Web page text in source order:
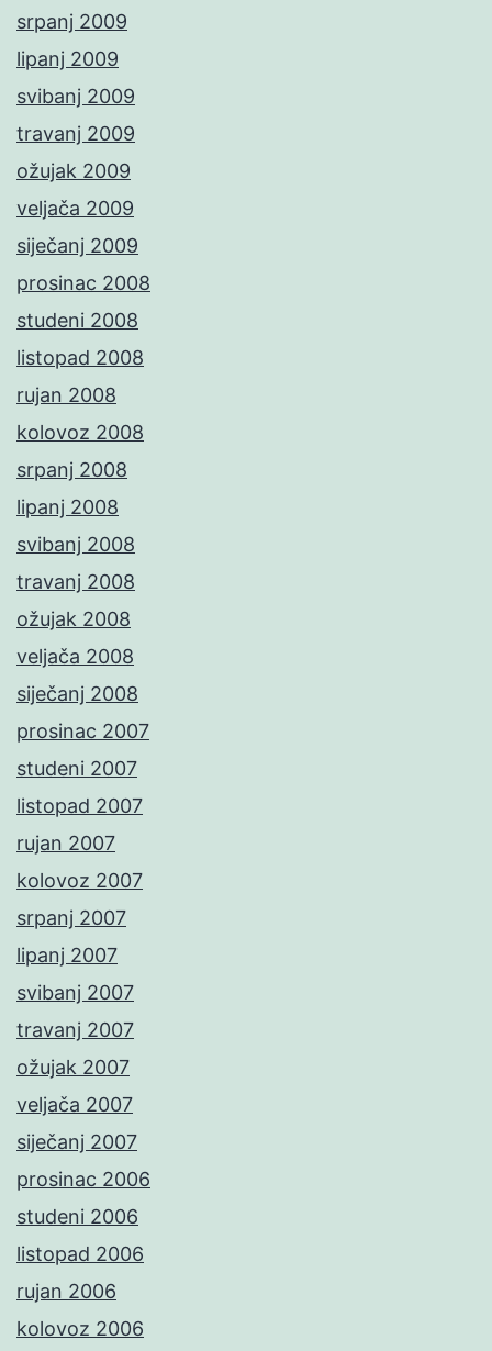
srpanj 2009
lipanj 2009
svibanj 2009
travanj 2009
ožujak 2009
veljača 2009
siječanj 2009
prosinac 2008
studeni 2008
listopad 2008
rujan 2008
kolovoz 2008
srpanj 2008
lipanj 2008
svibanj 2008
travanj 2008
ožujak 2008
veljača 2008
siječanj 2008
prosinac 2007
studeni 2007
listopad 2007
rujan 2007
kolovoz 2007
srpanj 2007
lipanj 2007
svibanj 2007
travanj 2007
ožujak 2007
veljača 2007
siječanj 2007
prosinac 2006
studeni 2006
listopad 2006
rujan 2006
kolovoz 2006